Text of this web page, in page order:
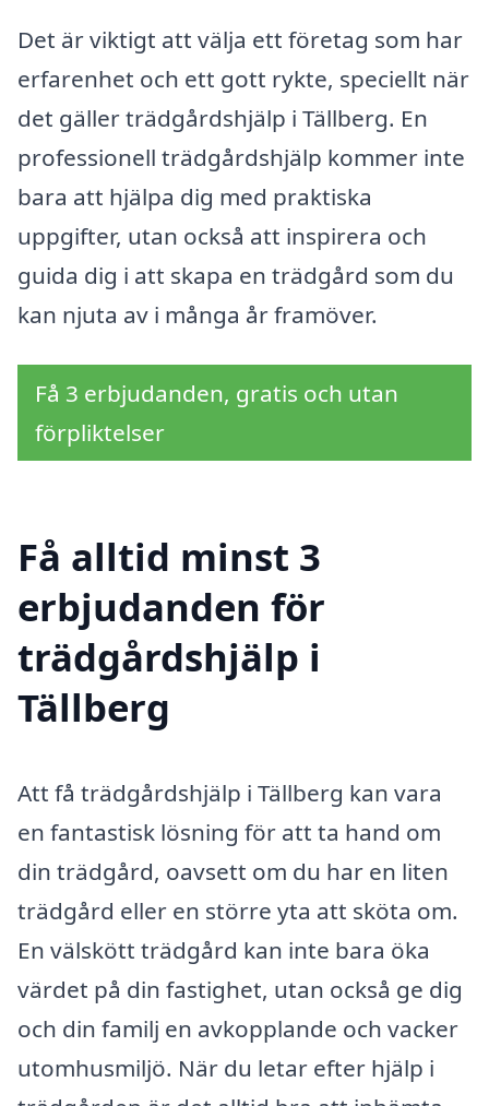
Det är viktigt att välja ett företag som har
erfarenhet och ett gott rykte, speciellt när
det gäller trädgårdshjälp i Tällberg. En
professionell trädgårdshjälp kommer inte
bara att hjälpa dig med praktiska
uppgifter, utan också att inspirera och
guida dig i att skapa en trädgård som du
kan njuta av i många år framöver.
Få 3 erbjudanden, gratis och utan
förpliktelser
Få alltid minst 3
erbjudanden för
trädgårdshjälp i
Tällberg
Att få trädgårdshjälp i Tällberg kan vara
en fantastisk lösning för att ta hand om
din trädgård, oavsett om du har en liten
trädgård eller en större yta att sköta om.
En välskött trädgård kan inte bara öka
värdet på din fastighet, utan också ge dig
och din familj en avkopplande och vacker
utomhusmiljö. När du letar efter hjälp i